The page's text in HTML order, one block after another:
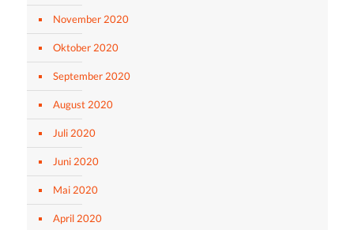
November 2020
Oktober 2020
September 2020
August 2020
Juli 2020
Juni 2020
Mai 2020
April 2020